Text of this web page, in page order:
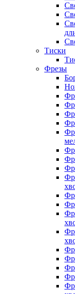
Тиски
Фрезы